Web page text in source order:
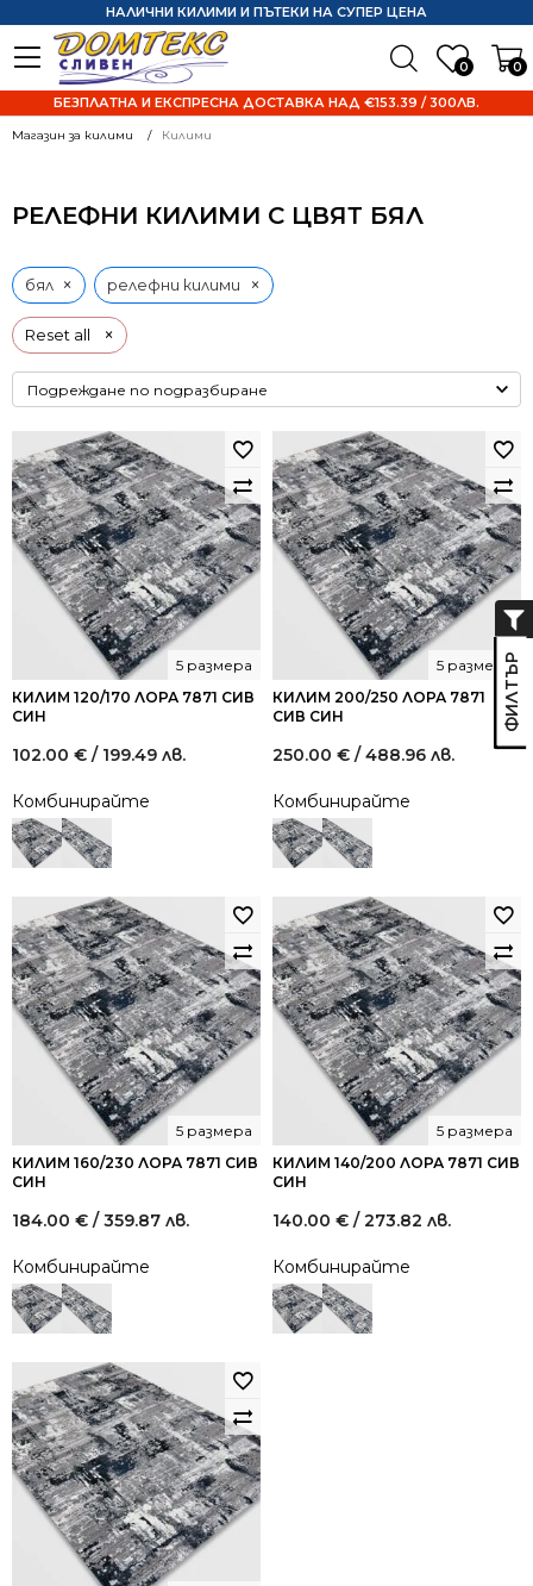
0 0
НАЛИЧНИ КИЛИМИ И ПЪТЕКИ НА СУПЕР ЦЕНА
БЕЗПЛАТНА И ЕКСПРЕСНА ДОСТАВКА НАД €153.39 / 300ЛВ.
Магазин за килими Килими
РЕЛЕФНИ КИЛИМИ С ЦВЯТ БЯЛ
Reset all ×
бял × релефни килими ×
КИЛИМ 120/170 ЛОРА 7871 СИВ
СИН
5 размера
102.00 € / 199.49 лв.
Комбинирайте
КИЛИМ 200/250 ЛОРА 7871
СИВ СИН
5 размера
250.00 € / 488.96 лв.
Комбинирайте
КИЛИМ 160/230 ЛОРА 7871 СИВ
СИН
5 размера
184.00 € / 359.87 лв.
Комбинирайте
КИЛИМ 140/200 ЛОРА 7871 СИВ
СИН
5 размера
140.00 € / 273.82 лв.
Комбинирайте